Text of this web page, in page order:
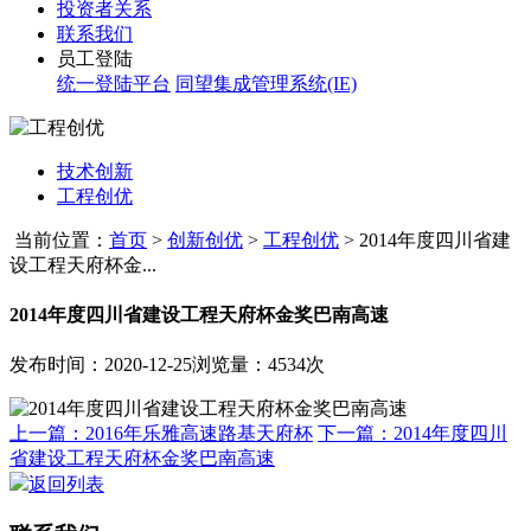
投资者关系
联系我们
员工登陆
统一登陆平台 同望集成管理系统(IE)
技术创新
工程创优
当前位置： 首页 > 创新创优 > 工程创优 > 2014年度四川省建
设工程天府杯金...
2014年度四川省建设工程天府杯金奖巴南高速
发布时间：2020-12-25浏览量：4534次
上一篇：2016年乐雅高速路基天府杯 下一篇：2014年度四川
省建设工程天府杯金奖巴南高速
返回列表